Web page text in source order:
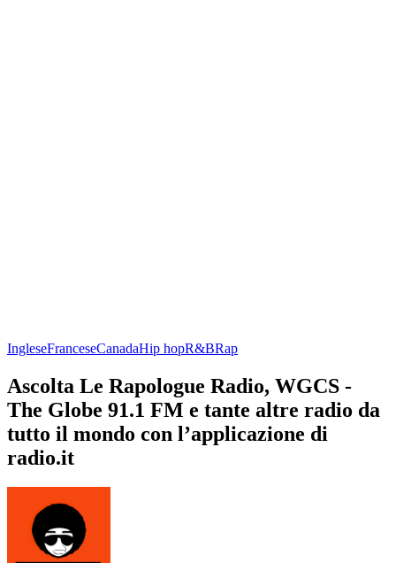
IngleseFranceseCanadaHip hopR&BRap
Ascolta Le Rapologue Radio, WGCS -
The Globe 91.1 FM e tante altre radio da
tutto il mondo con l’applicazione di
radio.it